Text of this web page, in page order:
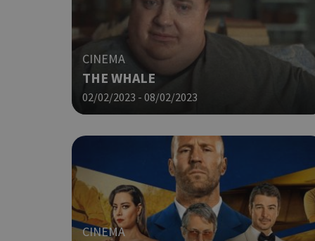
CINEMA
THE WHALE
02/02/2023 - 08/02/2023
CINEMA
Ονοματεπώνυμο
G_ENABLED_IDPS
G_ENABLED_IDPS